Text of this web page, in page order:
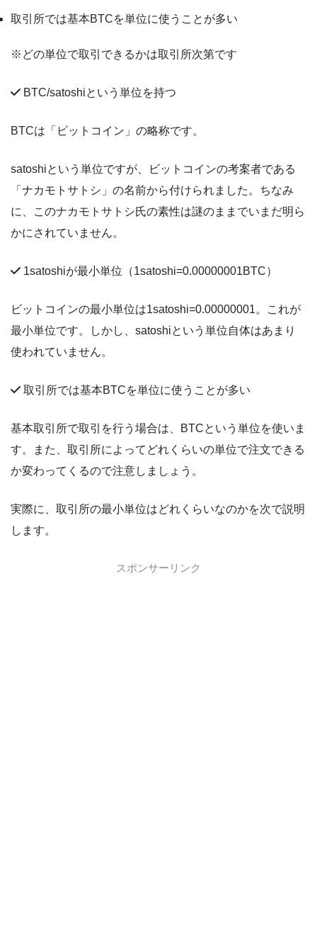
取引所では基本BTCを単位に使うことが多い
※どの単位で取引できるかは取引所次第です
BTC/satoshiという単位を持つ
BTCは「ビットコイン」の略称です。
satoshiという単位ですが、ビットコインの考案者である
「ナカモトサトシ」の名前から付けられました。ちなみ
に、このナカモトサトシ氏の素性は謎のままでいまだ明ら
かにされていません。
1satoshiが最小単位（1satoshi=0.00000001BTC）
ビットコインの最小単位は1satoshi=0.00000001。これが
最小単位です。しかし、satoshiという単位自体はあまり
使われていません。
取引所では基本BTCを単位に使うことが多い
基本取引所で取引を行う場合は、BTCという単位を使いま
す。また、取引所によってどれくらいの単位で注文できる
か変わってくるので注意しましょう。
実際に、取引所の最小単位はどれくらいなのかを次で説明
します。
スポンサーリンク